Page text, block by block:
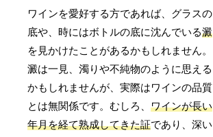
ワインを愛好する方であれば、グラスの
底や、時にはボトルの底に沈んでいる澱
を見かけたことがあるかもしれません。
澱は一見、濁りや不純物のように思える
かもしれませんが、実際はワインの品質
とは無関係です。むしろ、ワインが長い
年月を経て熟成してきた証であり、深い